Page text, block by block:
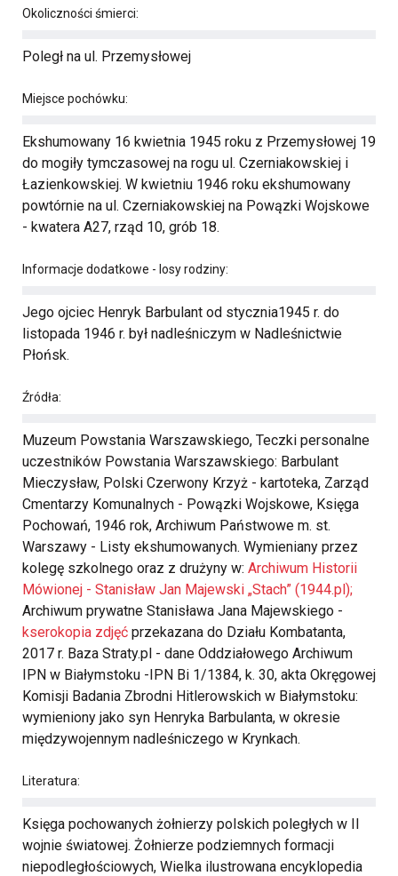
Okoliczności śmierci:
Poległ na ul. Przemysłowej
Miejsce pochówku:
Ekshumowany 16 kwietnia 1945 roku z Przemysłowej 19
do mogiły tymczasowej na rogu ul. Czerniakowskiej i
Łazienkowskiej. W kwietniu 1946 roku ekshumowany
powtórnie na ul. Czerniakowskiej na Powązki Wojskowe
- kwatera A27, rząd 10, grób 18.
Informacje dodatkowe - losy rodziny:
Jego ojciec Henryk Barbulant od stycznia1945 r. do
listopada 1946 r. był nadleśniczym w Nadleśnictwie
Płońsk.
Źródła:
Muzeum Powstania Warszawskiego, Teczki personalne
uczestników Powstania Warszawskiego: Barbulant
Mieczysław, Polski Czerwony Krzyż - kartoteka, Zarząd
Cmentarzy Komunalnych - Powązki Wojskowe, Księga
Pochowań, 1946 rok, Archiwum Państwowe m. st.
Warszawy - Listy ekshumowanych. Wymieniany przez
kolegę szkolnego oraz z drużyny w: Archiwum Historii
Mówionej - Stanisław Jan Majewski „Stach” (1944.pl);
Archiwum prywatne Stanisława Jana Majewskiego -
kserokopia zdjęć przekazana do Działu Kombatanta,
2017 r. Baza Straty.pl - dane Oddziałowego Archiwum
IPN w Białymstoku -IPN Bi 1/1384, k. 30, akta Okręgowej
Komisji Badania Zbrodni Hitlerowskich w Białymstoku:
wymieniony jako syn Henryka Barbulanta, w okresie
międzywojennym nadleśniczego w Krynkach.
Literatura:
Księga pochowanych żołnierzy polskich poległych w II
wojnie światowej. Żołnierze podziemnych formacji
niepodległościowych, Wielka ilustrowana encyklopedia